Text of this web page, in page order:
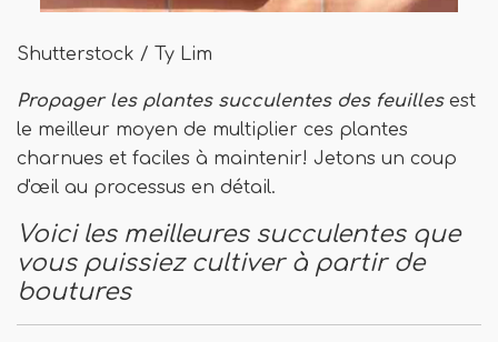
Shutterstock / Ty Lim
Propager les plantes succulentes des feuillesest
le meilleur moyen de multiplier ces plantes
charnues et faciles à maintenir! Jetons un coup
d'œil au processus en détail.
Voici les meilleures succulentes que
vous puissiez cultiver à partir de
boutures